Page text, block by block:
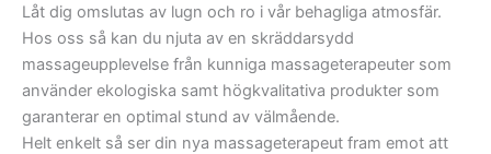
Låt dig omslutas av lugn och ro i vår behagliga atmosfär.
Hos oss så kan du njuta av en skräddarsydd
massageupplevelse från kunniga massageterapeuter som
använder ekologiska samt högkvalitativa produkter som
garanterar en optimal stund av välmående.
Helt enkelt så ser din nya massageterapeut fram emot att